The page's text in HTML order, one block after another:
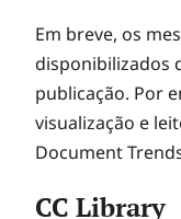
Em breve, os
disponibilizados
publicação. Por
visualização e
Document
CC Library